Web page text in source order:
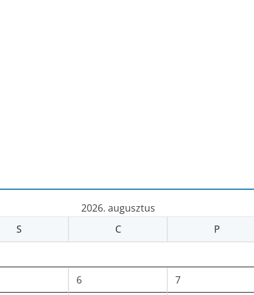
2026. augusztus
S C P
6 7